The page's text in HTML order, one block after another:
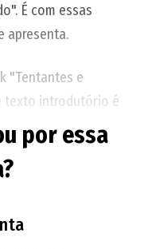
É com essas
apresenta.
"Tentantes e
texto introdutório é
casais o escolham
para gerar um bebê.
estão tentando ter
unir as duas pontas
por essa